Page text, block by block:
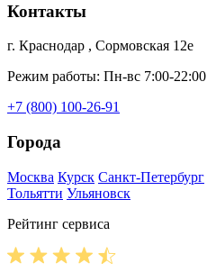
Контакты
г. Краснодар , Сормовская 12е
Режим работы: Пн-вс 7:00-22:00
+7 (800) 100-26-91
Города
Москва Курск Санкт-Петербург
Тольятти Ульяновск
Рейтинг сервиса